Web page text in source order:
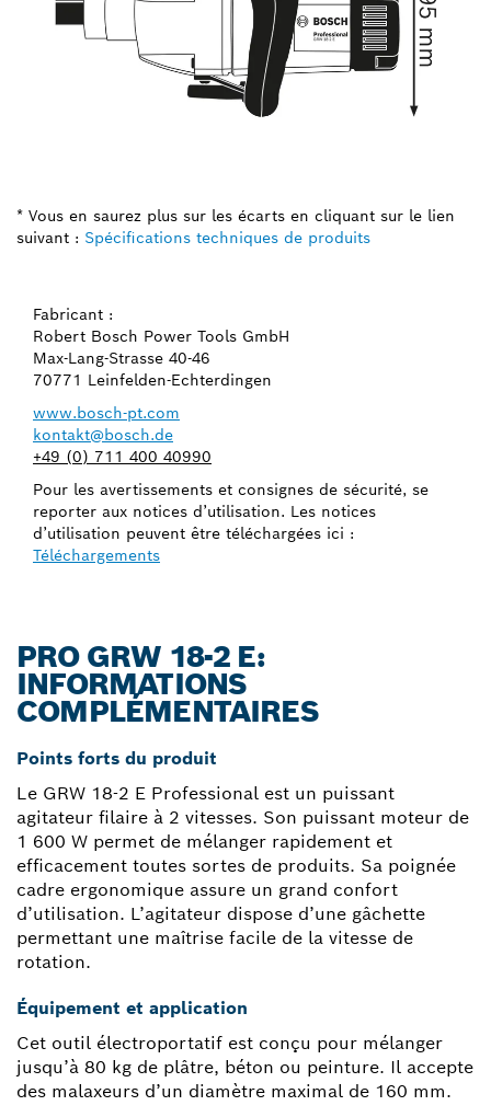
* Vous en saurez plus sur les écarts en cliquant sur le lien
suivant : Spécifications techniques de produits
Fabricant :
Robert Bosch Power Tools GmbH
Max-Lang-Strasse 40-46
70771 Leinfelden-Echterdingen
www.bosch-pt.com
kontakt@bosch.de
+49 (0) 711 400 40990
Pour les avertissements et consignes de sécurité, se
reporter aux notices d’utilisation. Les notices
d’utilisation peuvent être téléchargées ici :
Téléchargements
PRO GRW 18-2 E:
INFORMATIONS
COMPLÉMENTAIRES
Points forts du produit
Le GRW 18-2 E Professional est un puissant
agitateur filaire à 2 vitesses. Son puissant moteur de
1 600 W permet de mélanger rapidement et
efficacement toutes sortes de produits. Sa poignée
cadre ergonomique assure un grand confort
d’utilisation. L’agitateur dispose d’une gâchette
permettant une maîtrise facile de la vitesse de
rotation.
Équipement et application
Cet outil électroportatif est conçu pour mélanger
jusqu’à 80 kg de plâtre, béton ou peinture. Il accepte
des malaxeurs d’un diamètre maximal de 160 mm.